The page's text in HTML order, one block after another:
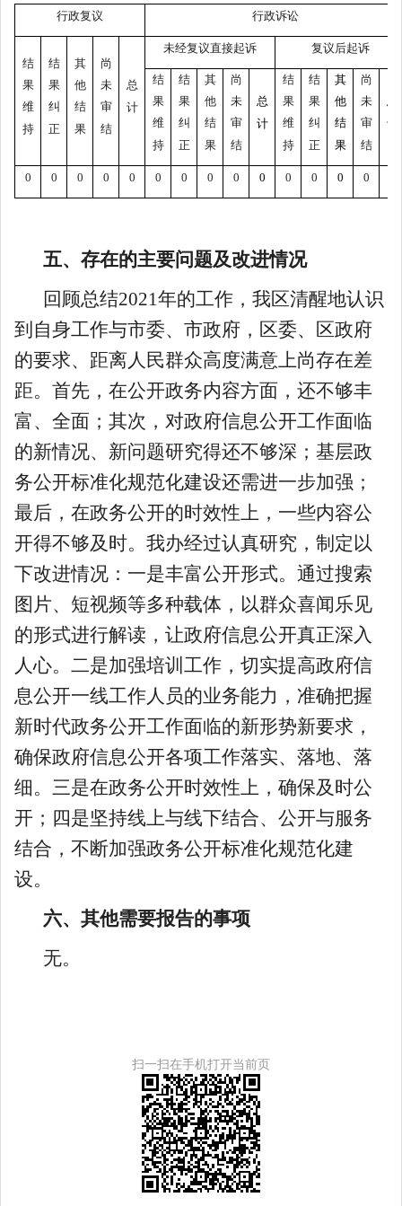
行政复议 行政诉讼
结
果
维
持
结
果
纠
正
其
他
结
果
尚
未
审
结
总
计
未经复议直接起诉 复议后起诉
结
果
维
持
结
果
纠
正
其
他
结
果
尚
未
审
结
总
计
结
果
维
持
结
果
纠
正
其
他
结
果
尚
未
审
结
计
0 0 0 0 0 0 0 0 0 0 0 0 0 0
五、存在的主要问题及改进情况
回顾总结2021年的工作，我区清醒地认识
到自身工作与市委、市政府，区委、区政府
的要求、距离人民群众高度满意上尚存在差
距。首先，在公开政务内容方面，还不够丰
富、全面；其次，对政府信息公开工作面临
的新情况、新问题研究得还不够深；基层政
务公开标准化规范化建设还需进一步加强；
最后，在政务公开的时效性上，一些内容公
开得不够及时。我办经过认真研究，制定以
下改进情况：一是丰富公开形式。通过搜索
图片、短视频等多种载体，以群众喜闻乐见
的形式进行解读，让政府信息公开真正深入
人心。二是加强培训工作，切实提高政府信
息公开一线工作人员的业务能力，准确把握
新时代政务公开工作面临的新形势新要求，
确保政府信息公开各项工作落实、落地、落
细。三是在政务公开时效性上，确保及时公
开；四是坚持线上与线下结合、公开与服务
结合，不断加强政务公开标准化规范化建
设。
六、其他需要报告的事项
无。
扫一扫在手机打开当前页